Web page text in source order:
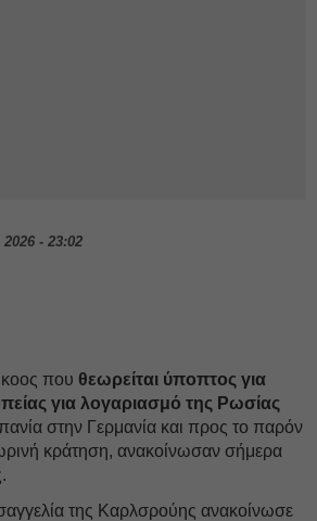
- 23:02
που θεωρείται ύποπτος για
για λογαριασμό της Ρωσίας
στην Γερμανία και προς το παρόν
κράτηση, ανακοίνωσαν σήμερα
της Καρλσρούης ανακοίνωσε